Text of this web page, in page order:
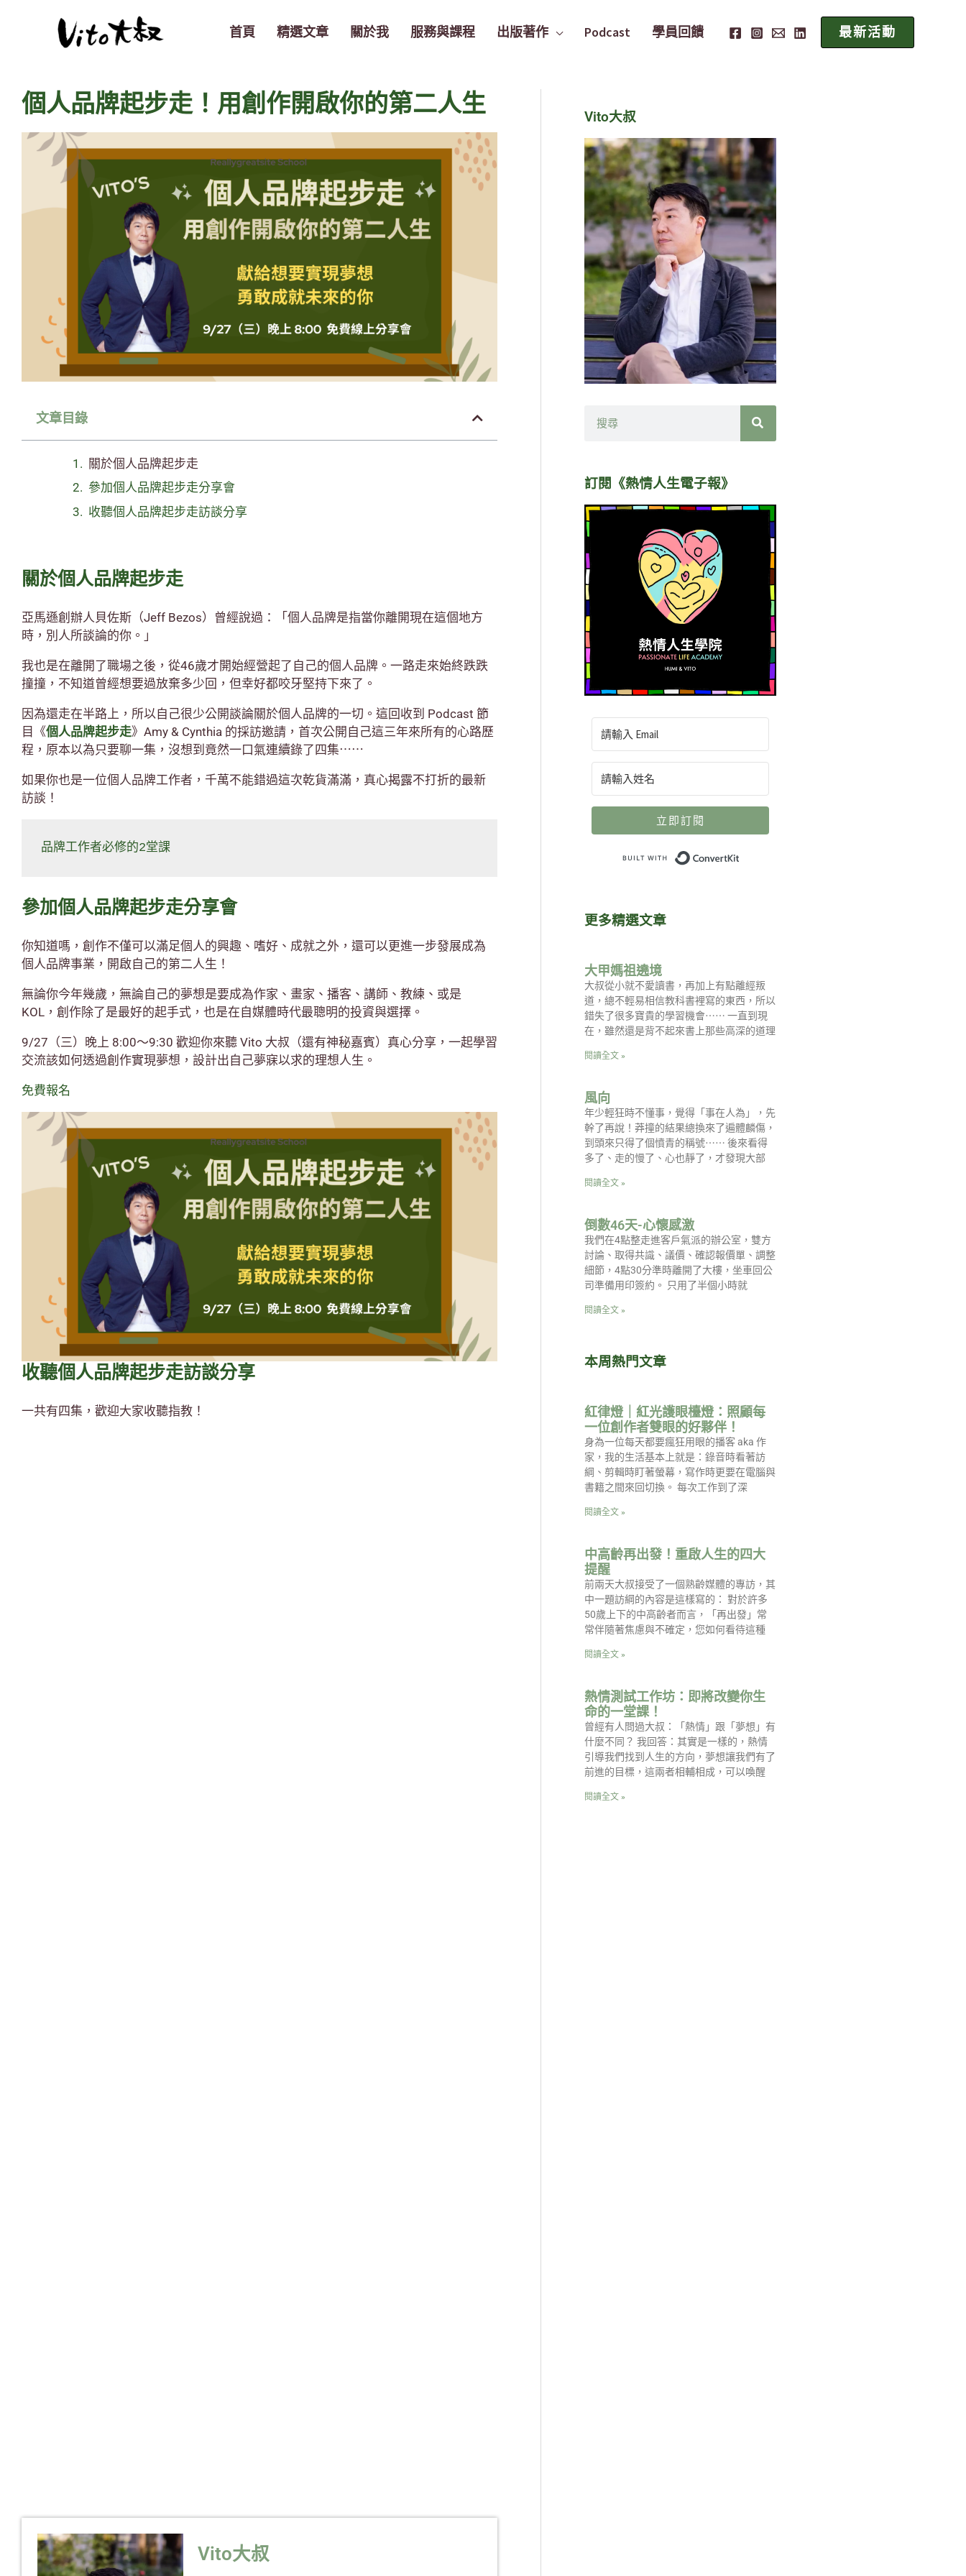
首頁 精選文章 關於我 服務與課程 出版著作 Podcast 學員回饋 最新活動
個人品牌起步走！用創作開啟你的第二人生
文章目錄
關於個人品牌起步走
參加個人品牌起步走分享會
收聽個人品牌起步走訪談分享
關於個人品牌起步走
亞馬遜創辦人貝佐斯（Jeff Bezos）曾經說過：「個人品牌是指當你離開現在這個地方
時，別人所談論的你。」
我也是在離開了職場之後，從46歲才開始經營起了自己的個人品牌。一路走來始終跌跌
撞撞，不知道曾經想要過放棄多少回，但幸好都咬牙堅持下來了。
因為還走在半路上，所以自己很少公開談論關於個人品牌的一切。這回收到 Podcast 節
目《個人品牌起步走》Amy & Cynthia 的採訪邀請，首次公開自己這三年來所有的心路歷
程，原本以為只要聊一集，沒想到竟然一口氣連續錄了四集⋯⋯
如果你也是一位個人品牌工作者，千萬不能錯過這次乾貨滿滿，真心揭露不打折的最新
訪談！
品牌工作者必修的2堂課
參加個人品牌起步走分享會
你知道嗎，創作不僅可以滿足個人的興趣、嗜好、成就之外，還可以更進一步發展成為
個人品牌事業，開啟自己的第二人生！
無論你今年幾歲，無論自己的夢想是要成為作家、畫家、播客、講師、教練、或是
KOL，創作除了是最好的起手式，也是在自媒體時代最聰明的投資與選擇。
9/27（三）晚上 8:00～9:30 歡迎你來聽 Vito 大叔（還有神秘嘉賓）真心分享，一起學習
交流該如何透過創作實現夢想，設計出自己夢寐以求的理想人生。
免費報名
收聽個人品牌起步走訪談分享
一共有四集，歡迎大家收聽指教！
Vito大叔
Vito大叔
訂閱《熱情人生電子報》
立即訂閱
更多精選文章
大甲媽祖遶境
大叔從小就不愛讀書，再加上有點離經叛
道，總不輕易相信教科書裡寫的東西，所以
錯失了很多寶貴的學習機會⋯⋯ 一直到現
在，雖然還是背不起來書上那些高深的道理
閱讀全文 »
風向
年少輕狂時不懂事，覺得「事在人為」，先
幹了再說！莽撞的結果總換來了遍體麟傷，
到頭來只得了個憤青的稱號⋯⋯ 後來看得
多了、走的慢了、心也靜了，才發現大部
閱讀全文 »
倒數46天-心懷感激
我們在4點整走進客戶氣派的辦公室，雙方
討論、取得共識、議價、確認報價單、調整
細節，4點30分準時離開了大樓，坐車回公
司準備用印簽約。 只用了半個小時就
閱讀全文 »
本周熱門文章
紅律燈｜紅光護眼檯燈：照顧每
一位創作者雙眼的好夥伴！
身為一位每天都要瘋狂用眼的播客 aka 作
家，我的生活基本上就是：錄音時看著訪
綱、剪輯時盯著螢幕，寫作時更要在電腦與
書籍之間來回切換。 每次工作到了深
閱讀全文 »
中高齡再出發！重啟人生的四大
提醒
前兩天大叔接受了一個熟齡媒體的專訪，其
中一題訪綱的內容是這樣寫的： 對於許多
50歲上下的中高齡者而言，「再出發」常
常伴隨著焦慮與不確定，您如何看待這種
閱讀全文 »
熱情測試工作坊：即將改變你生
命的一堂課！
曾經有人問過大叔：「熱情」跟「夢想」有
什麼不同？ 我回答：其實是一樣的，熱情
引導我們找到人生的方向，夢想讓我們有了
前進的目標，這兩者相輔相成，可以喚醒
閱讀全文 »